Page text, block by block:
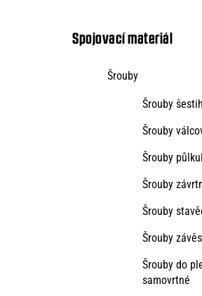
Spojovací materiál
Šrouby
Šrouby
Šrouby
Šrouby
Šrouby
Šrouby
Šrouby
Šrouby do
samovrtné